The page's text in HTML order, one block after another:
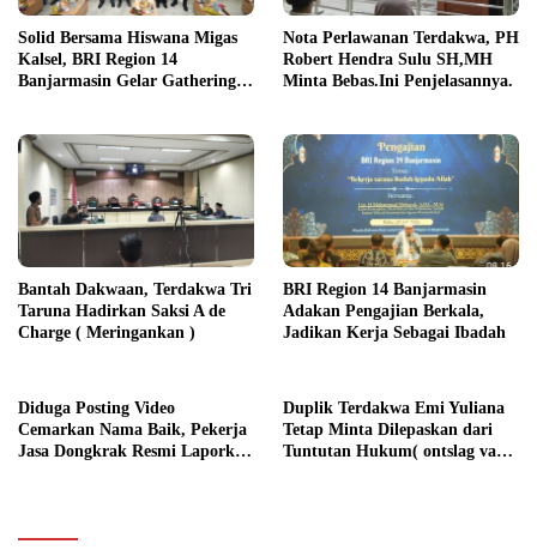
Solid Bersama Hiswana Migas
Kalsel, BRI Region 14
Banjarmasin Gelar Gathering
Nota Perlawanan Terdakwa, PH
Robert Hendra Sulu SH,MH
Minta Bebas.Ini Penjelasannya.
Bantah Dakwaan, Terdakwa Tri
Taruna Hadirkan Saksi A de
Charge ( Meringankan )
BRI Region 14 Banjarmasin
Adakan Pengajian Berkala,
Jadikan Kerja Sebagai Ibadah
Diduga Posting Video
Cemarkan Nama Baik, Pekerja
Jasa Dongkrak Resmi Laporkan
Duplik Terdakwa Emi Yuliana
Tetap Minta Dilepaskan dari
Tuntutan Hukum( ontslag van